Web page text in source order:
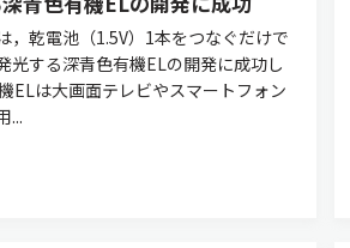
，乾電池（1.5V）1本をつなぐだけで
光する深青色有機ELの開発に成功し
ELは大画面テレビやスマートフォン
...